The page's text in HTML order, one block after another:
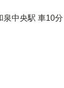
泉中央駅 車10分